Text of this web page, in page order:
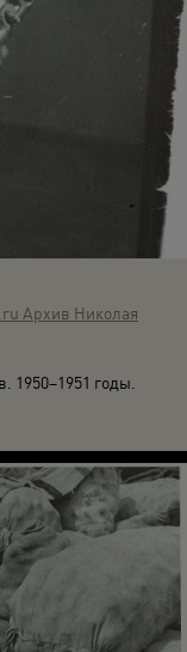
Архив Николая
1950–1951 годы.